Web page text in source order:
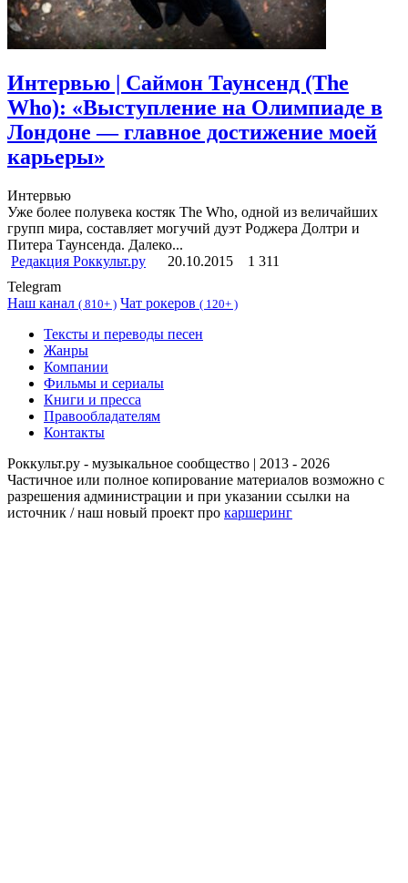
Интервью | Саймон Таунсенд (The
Who): «Выступление на Олимпиаде в
Лондоне — главное достижение моей
карьеры»
Интервью
Уже более полувека костяк The Who, одной из величайших
групп мира, составляет могучий дуэт Роджера Долтри и
Питера Таунсенда. Далеко...
Редакция Роккульт.ру
20.10.2015
1 311
Telegram
Наш канал ( 810+ ) Чат рокеров ( 120+ )
Тексты и переводы песен
Жанры
Компании
Фильмы и сериалы
Книги и пресса
Правообладателям
Контакты
Роккульт.ру - музыкальное сообщество | 2013 - 2026
Частичное или полное копирование материалов возможно с
разрешения администрации и при указании ссылки на
источник / наш новый проект про каршеринг